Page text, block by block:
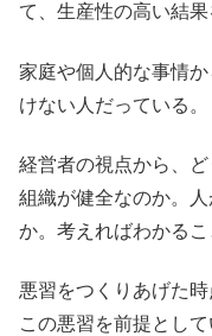
て、生産性の高い結果
家庭や個人的な事情
けない人だっている。
経営者の視点から、
組織が健全なのか。
か。考えればわかるこ
悪習をつくりあげた
この悪習を前提とし